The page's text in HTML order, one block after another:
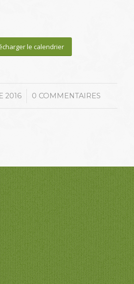
le calendrier
2016 0 COMMENTAIRES